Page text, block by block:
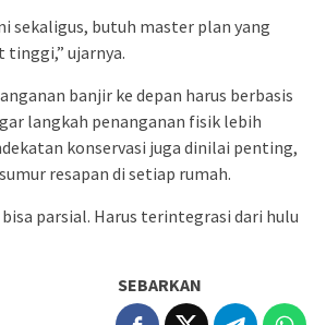
sekaligus, butuh master plan yang
tinggi,” ujarnya.
banjir ke depan harus berbasis
langkah penanganan fisik lebih
konservasi juga dinilai penting,
resapan di setiap rumah.
parsial. Harus terintegrasi dari hulu
SEBARKAN